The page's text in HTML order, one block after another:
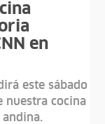
en
este sábado
nuestra cocina